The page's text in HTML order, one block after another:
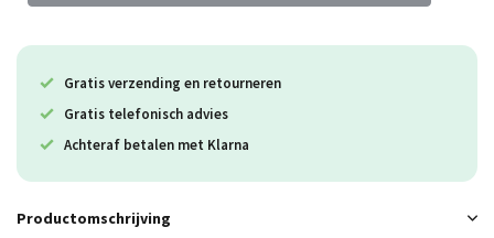
Gratis verzending en retourneren
Gratis telefonisch advies
Achteraf betalen met Klarna
Productomschrijving